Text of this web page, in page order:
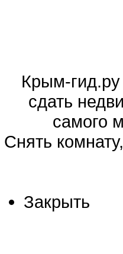
Крым-гид.ру
сдать
самого
Cнять
Закрыть